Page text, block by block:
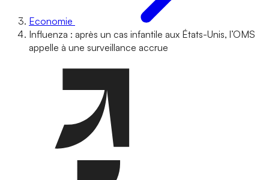
Economie
Influenza : après un cas infantile aux États-Unis, l’OMS
appelle à une surveillance accrue